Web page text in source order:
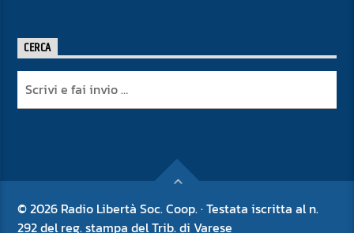
CERCA
© 2026 Radio Libertà Soc. Coop. · Testata iscritta al n.
292 del reg. stampa del Trib. di Varese